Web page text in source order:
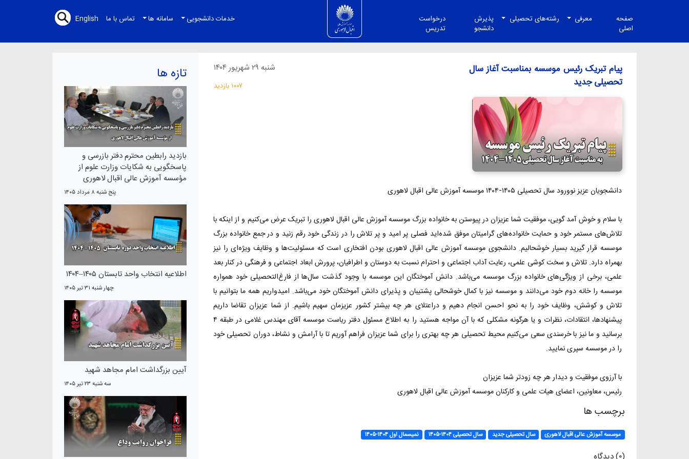
صفحه
اصلی
معرفی رشته‌های تحصیلی
پذیرش
دانشجو
درخواست
تدریس
پیام تبریک رئیس موسسه بمناسبت آغاز سال تحصیلی جدید
خدمات دانشجویی سامانه ها تماس با ما English
پیام تبریک رئیس موسسه بمناسبت آغاز سال
تحصیلی جدید
شنبه ۲۹ شهريور ۱۴۰۴
۱۰۰۷ بازدید
دانشجویان عزیز نوورود سال تحصیلی ۱۴۰۵-۱۴۰۴ موسسه آموزش عالی اقبال لاهوری
با سلام و خوش آمد گویی، موفقیت شما عزیزان در پیوستن به خانواده بزرگ موسسه آموزش عالی اقبال لاهوری را تبریک عرض می‌کنیم و از اینکه با
تلاش‌های مستمر خود و حمایت خانواده‌های گرامیتان موفق شده‌اید‌ فصلی پر امید و پر تلاش را در زندگی خود رقم زنید و در جمع خانواده بزرگ
موسسه قرار گیرید بسیار خوشحالیم. دانشجوی موسسه آموزش عالی اقبال لاهوری بودن افتخاری است که مسئولیت‌ها و وظایف ویژه‌ای را نیز
بهمراه دارد. تلاش و سخت کوشی علمی، رعایت آداب اجتماعی و احترام نسبت به دوستان و اطرافیان، پرورش ابعاد اجتماعی و فرهنگی در کنار بعد
علمی، برخی از ویژگی‌های خانواده بزرگ موسسه می‌باشد. دانش آموختگان این موسسه با وجود گذشت سال‌ها از فارغ‌التحصیلی خود همواره
موسسه را خانه دوم خود می‌دانند و موسسه نیز با کمال خوشحالی پشتیبان و پذیرای دانش آموختگان خود می‌باشد. امیدواریم همه ما بتوانیم با
تلاش و کوشش، وظایف خود را به نحو احسن انجام دهیم و دراعتلای هر چه بیشتر کشور عزیزمان سهیم باشیم. از شما عزیزان تقاضا داریم
پیشنهاد‌ها، انتقادات، نظرات و یا هرگونه مشکلی که با آن مواجه هستید را به اطلاع مسئول دفتر ریاست موسسه آقای مهندس غلامی در طبقه ۴
برسانید و ما نیز با خرسندی سعی می‌کنیم محیط تحصیلی هر چه بهتری را برای شما عزیزان فراهم آوریم تا با آرامش و نشاط، دوران تحصیلی خود
را در موسسه سپری نمایید.
با آرزوی موفقیت و دیدار هر چه زودتر شما عزیزان
رئیس، معاونین، اعضای هیات علمی و کارکنان موسسه آموزش عالی اقبال لاهوری
برچسب ها
موسسه آموزش عالی اقبال لاهوری سال تحصیلی جدید سال تحصیلی ۱۴۰۴-۱۴۰۵ نمیسمال اول ۱۴۰۴-۱۴۰۵
تازه ها
بازدید رابطین محترم دفتر بازرسی و
پاسخگویی به شکایات وزارت علوم از
مؤسسه آموزش عالی اقبال لاهوری
پنج شنبه ۸ مرداد ۱۴۰۵
اطلاعیه انتخاب واحد تابستان ۱۴۰۵–۱۴۰۴
چهار شنبه ۳۱ تير ۱۴۰۵
آیین بزرگداشت امام مجاهد شهید
سه شنبه ۲۳ تير ۱۴۰۵